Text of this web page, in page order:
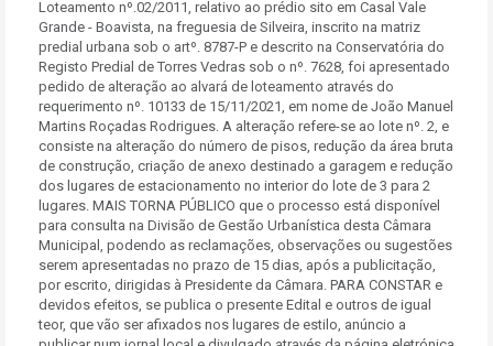
Loteamento nº.02/2011, relativo ao prédio sito em Casal Vale
Grande - Boavista, na freguesia de Silveira, inscrito na matriz
predial urbana sob o artº. 8787-P e descrito na Conservatória do
Registo Predial de Torres Vedras sob o nº. 7628, foi apresentado
pedido de alteração ao alvará de loteamento através do
requerimento nº. 10133 de 15/11/2021, em nome de João Manuel
Martins Roçadas Rodrigues. A alteração refere-se ao lote nº. 2, e
consiste na alteração do número de pisos, redução da área bruta
de construção, criação de anexo destinado a garagem e redução
dos lugares de estacionamento no interior do lote de 3 para 2
lugares. MAIS TORNA PÚBLICO que o processo está disponível
para consulta na Divisão de Gestão Urbanística desta Câmara
Municipal, podendo as reclamações, observações ou sugestões
serem apresentadas no prazo de 15 dias, após a publicitação,
por escrito, dirigidas à Presidente da Câmara. PARA CONSTAR e
devidos efeitos, se publica o presente Edital e outros de igual
teor, que vão ser afixados nos lugares de estilo, anúncio a